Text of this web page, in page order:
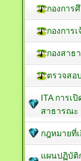
กองการ
กองการ
กองสาธ
ตรวจสอ
ITA การเ
สาธารณะ
กฎหมายที่
แผนปฏิบัติ